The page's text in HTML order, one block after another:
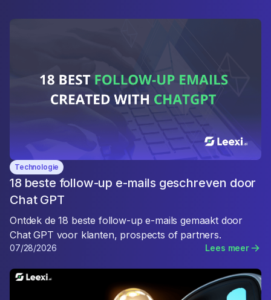
Technologie
18 beste follow-up e-mails geschreven door
Chat GPT
Ontdek de 18 beste follow-up e-mails gemaakt door
Chat GPT voor klanten, prospects of partners.
07/28/2026 Lees meer